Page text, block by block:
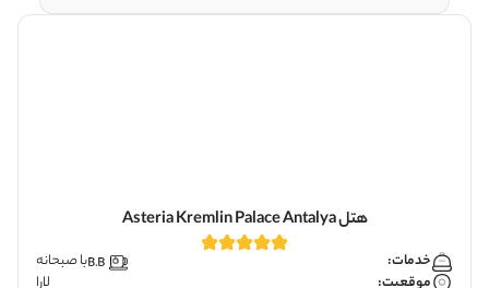
هتل Asteria Kremlin Palace Antalya
خدمات:
با صبحانه
موقعیت:
لارا